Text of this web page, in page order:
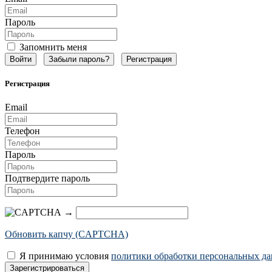
Пароль
Запомнить меня
Забыли пароль? Регистрация
Регистрация
Email
Телефон
Пароль
Подтвердите пароль
→
Обновить капчу (CAPTCHA)
Я принимаю условия политики обработки персональных